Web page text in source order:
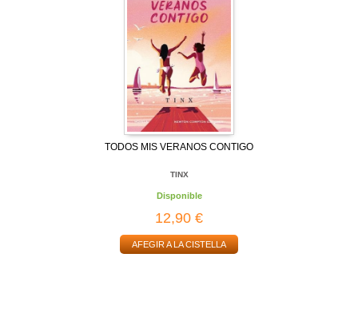
TODOS MIS VERANOS CONTIGO
TINX
Disponible
12,90 €
AFEGIR A LA CISTELLA